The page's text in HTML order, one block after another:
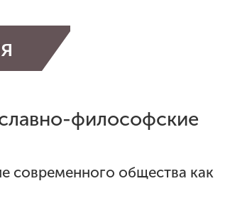
философские
современного общества как